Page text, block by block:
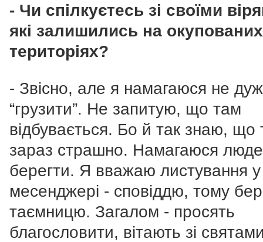
- Чи спілкуєтесь зі своїми
які залишились на окупованих
територіях?
- Звісно, але я намагаюся не
“грузити”. Не запитую, що там
відбувається. Бо й так знаю, що
зараз страшно. Намагаюся
берегти. Я вважаю листування у
месенджері - сповіддю, тому
таємницю. Загалом - просять
благословити, вітають зі